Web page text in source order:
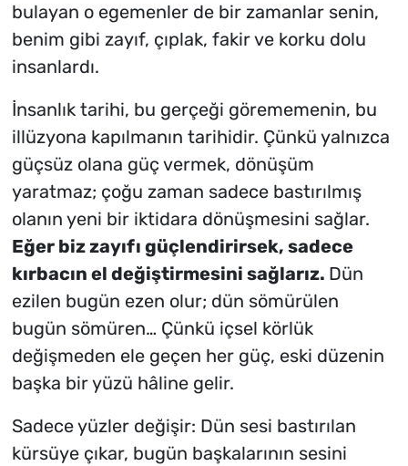
bulayan o egemenler de bir zamanlar senin,
benim gibi zayıf, çıplak, fakir ve korku dolu
insanlardı.
İnsanlık tarihi, bu gerçeği görememenin, bu
illüzyona kapılmanın tarihidir. Çünkü yalnızca
güçsüz olana güç vermek, dönüşüm
yaratmaz; çoğu zaman sadece bastırılmış
olanın yeni bir iktidara dönüşmesini sağlar.
Eğer biz zayıfı güçlendirirsek, sadece
kırbacın el değiştirmesini sağlarız. Dün
ezilen bugün ezen olur; dün sömürülen
bugün sömüren… Çünkü içsel körlük
değişmeden ele geçen her güç, eski düzenin
başka bir yüzü hâline gelir.
Sadece yüzler değişir: Dün sesi bastırılan
kürsüye çıkar, bugün başkalarının sesini